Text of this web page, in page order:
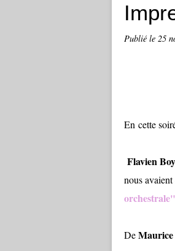
Publié le 25
En cette
Flavien
nous
orchestrale"
DeMaurice